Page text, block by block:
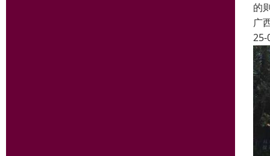
的
广
25-